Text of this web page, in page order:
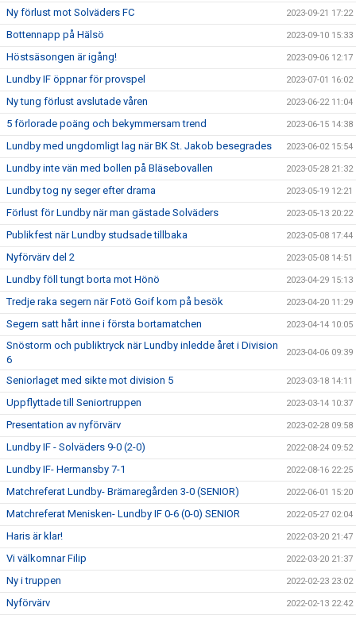
Ny förlust mot Solväders FC 2023-09-21 17:22
Bottennapp på Hälsö 2023-09-10 15:33
Höstsäsongen är igång! 2023-09-06 12:17
Lundby IF öppnar för provspel 2023-07-01 16:02
Ny tung förlust avslutade våren 2023-06-22 11:04
5 förlorade poäng och bekymmersam trend 2023-06-15 14:38
Lundby med ungdomligt lag när BK St. Jakob besegrades 2023-06-02 15:54
Lundby inte vän med bollen på Bläsebovallen 2023-05-28 21:32
Lundby tog ny seger efter drama 2023-05-19 12:21
Förlust för Lundby när man gästade Solväders 2023-05-13 20:22
Publikfest när Lundby studsade tillbaka 2023-05-08 17:44
Nyförvärv del 2 2023-05-08 14:51
Lundby föll tungt borta mot Hönö 2023-04-29 15:13
Tredje raka segern när Fotö Goif kom på besök 2023-04-20 11:29
Segern satt hårt inne i första bortamatchen 2023-04-14 10:05
Snöstorm och publiktryck när Lundby inledde året i Division
6
2023-04-06 09:39
Seniorlaget med sikte mot division 5 2023-03-18 14:11
Uppflyttade till Seniortruppen 2023-03-14 10:37
Presentation av nyförvärv 2023-02-28 09:58
Lundby IF - Solväders 9-0 (2-0) 2022-08-24 09:52
Lundby IF- Hermansby 7-1 2022-08-16 22:25
Matchreferat Lundby- Brämaregården 3-0 (SENIOR) 2022-06-01 15:20
Matchreferat Menisken- Lundby IF 0-6 (0-0) SENIOR 2022-05-27 02:04
Haris är klar! 2022-03-20 21:47
Vi välkomnar Filip 2022-03-20 21:37
Ny i truppen 2022-02-23 23:02
Nyförvärv 2022-02-13 22:42